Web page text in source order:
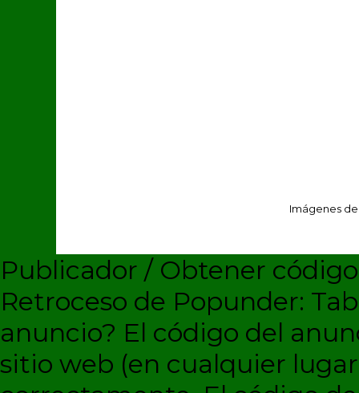
Imágenes
Publicador / Obtener
Retroceso de Popunder:
anuncio? El código del
sitio web (en cualquier